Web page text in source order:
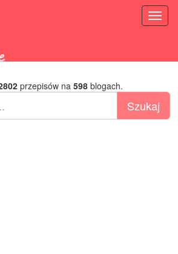
przepisów na 598blogach.